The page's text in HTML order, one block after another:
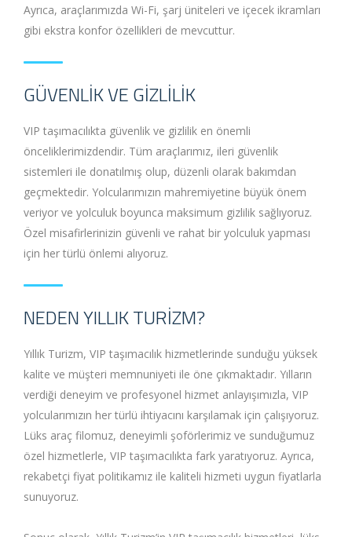
Ayrıca, araçlarımızda Wi-Fi, şarj üniteleri ve içecek ikramları
gibi ekstra konfor özellikleri de mevcuttur.
GÜVENLIK VE GIZLILIK
VIP taşımacılıkta güvenlik ve gizlilik en önemli
önceliklerimizdendir. Tüm araçlarımız, ileri güvenlik
sistemleri ile donatılmış olup, düzenli olarak bakımdan
geçmektedir. Yolcularımızın mahremiyetine büyük önem
veriyor ve yolculuk boyunca maksimum gizlilik sağlıyoruz.
Özel misafirlerinizin güvenli ve rahat bir yolculuk yapması
için her türlü önlemi alıyoruz.
NEDEN YILLIK TURIZM?
Yıllık Turizm, VIP taşımacılık hizmetlerinde sunduğu yüksek
kalite ve müşteri memnuniyeti ile öne çıkmaktadır. Yılların
verdiği deneyim ve profesyonel hizmet anlayışımızla, VIP
yolcularımızın her türlü ihtiyacını karşılamak için çalışıyoruz.
Lüks araç filomuz, deneyimli şoförlerimiz ve sunduğumuz
özel hizmetlerle, VIP taşımacılıkta fark yaratıyoruz. Ayrıca,
rekabetçi fiyat politikamız ile kaliteli hizmeti uygun fiyatlarla
sunuyoruz.